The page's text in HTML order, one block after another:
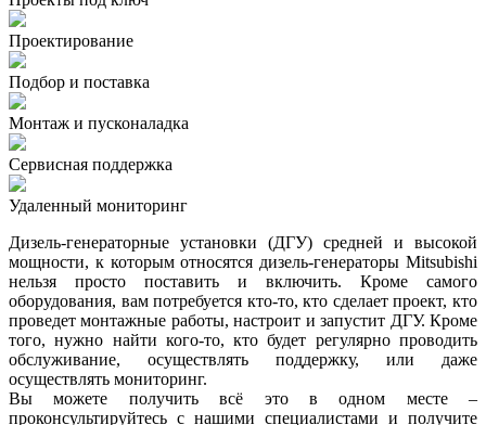
Проектирование
Подбор и поставка
Монтаж и пусконаладка
Сервисная поддержка
Удаленный мониторинг
Дизель-генераторные установки (ДГУ) средней и высокой
мощности, к которым относятся дизель-генераторы Mitsubishi
нельзя просто поставить и включить. Кроме самого
оборудования, вам потребуется кто-то, кто сделает проект, кто
проведет монтажные работы, настроит и запустит ДГУ. Кроме
того, нужно найти кого-то, кто будет регулярно проводить
обслуживание, осуществлять поддержку, или даже
осуществлять мониторинг.
Вы можете получить всё это в одном месте –
проконсультируйтесь с нашими специалистами и получите